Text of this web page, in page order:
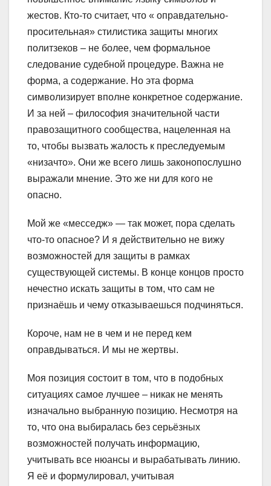
жестов. Кто-то считает, что « оправдательно-
просительная» стилистика защиты многих
политзеков – не более, чем формальное
следование судебной процедуре. Важна не
форма, а содержание. Но эта форма
символизирует вполне конкретное содержание.
И за ней – философия значительной части
правозащитного сообщества, нацеленная на
то, чтобы вызвать жалость к преследуемым
«низачто». Они же всего лишь законопослушно
выражали мнение. Это же ни для кого не
опасно.
Мой же «месседж» — так может, пора сделать
что-то опасное? И я действительно не вижу
возможностей для защиты в рамках
существующей системы. В конце концов просто
нечестно искать защиты в том, что сам не
признаёшь и чему отказываешься подчиняться.
Короче, нам не в чем и не перед кем
оправдываться. И мы не жертвы.
Моя позиция состоит в том, что в подобных
ситуациях самое лучшее – никак не менять
изначально выбранную позицию. Несмотря на
то, что она выбиралась без серьёзных
возможностей получать информацию,
учитывать все нюансы и вырабатывать линию.
Я её и формулировал, учитывая